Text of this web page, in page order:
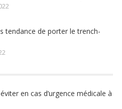
tendance de porter le trench-
en cas d’urgence médicale à